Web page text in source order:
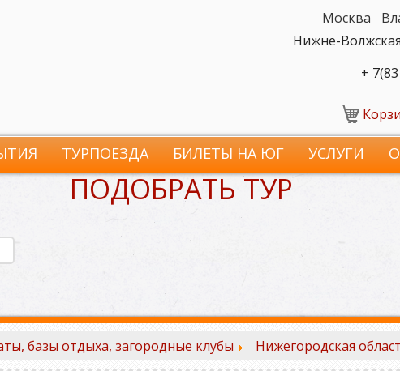
Москва
Нижне-
+
ТУРПОЕЗДА БИЛЕТЫ НА ЮГ УСЛУГИ
ПОДОБРАТЬ ТУР
базы отдыха, загородные клубы Нижегородская